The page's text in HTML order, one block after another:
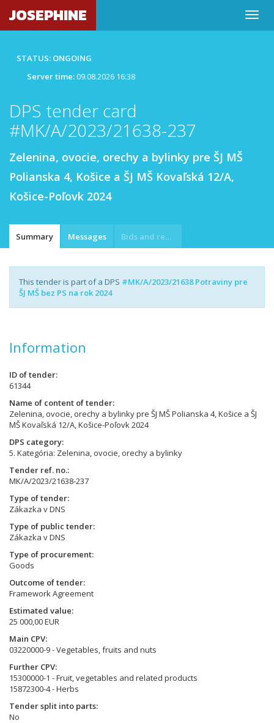
JOSEPHINE
STATUS: ONGOING
Server time:09.08.2026 16:38
DPS tender card
#MK/A/2023/21638-237
Zelenina, ovocie, orechy a bylinky pre ŠJ MŠ
Polianska 4, Košice a ŠJ MŠ Kovaľská 12/A,
Košice-Poľovk 2024
Summary Messages Bids and requests
This tender is part of a DPS #MK/A/2023/21638 Potraviny pre
ŠJ MŠ bez PS na rok 2024
Information
ID of tender
61344
Name of content of tender
Zelenina, ovocie, orechy a bylinky pre ŠJ MŠ Polianska 4, Košice a ŠJ
MŠ Kovaľská 12/A, Košice-Poľovk 2024
DPS category
5. Kategória: Zelenina, ovocie, orechy a bylinky
Tender ref. no.
MK/A/2023/21638-237
Type of tender
Zákazka v DNS
Type of public tender
Zákazka v DNS
Type of procurement
Goods
Outcome of tender
Framework Agreement
Estimated value
25 000,00 EUR
Main CPV
03220000-9 - Vegetables, fruits and nuts
Further CPV
15300000-1 - Fruit, vegetables and related products
15872300-4 - Herbs
Tender split into parts
No